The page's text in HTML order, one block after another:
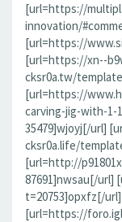
[url=https://
innovation/
[url=https://
[url=https://xn--
cksr0a.tw/
[url=https://
carving-jig-with-1-
35479]wjoyj[/url]
cksr0a.life/
[url=http://
87691]nwsau[/url]
t=20753]opxfz[/url]
[url=https://